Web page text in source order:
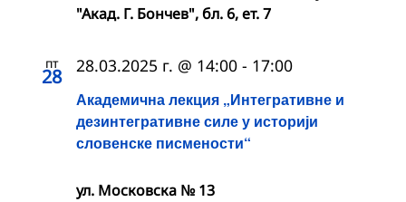
"Акад. Г. Бончев", бл. 6, ет. 7
пт
28
Академична лекция „Интегративне и
дезинтегративне силе у историји
словенске писмености“
28.03.2025 г. @ 14:00 - 17:00
ул. Московска № 13